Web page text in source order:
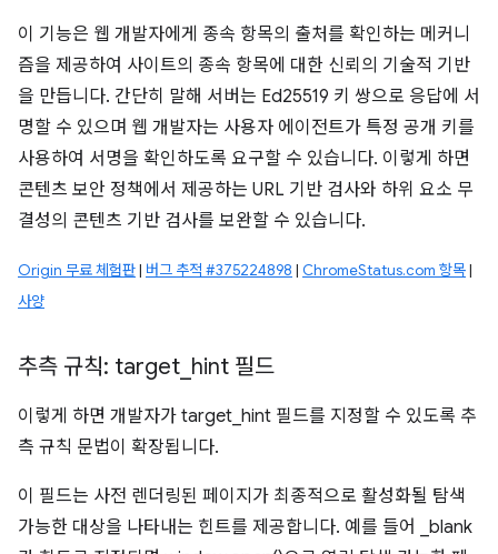
이 기능은 웹 개발자에게 종속 항목의 출처를 확인하는 메커니
즘을 제공하여 사이트의 종속 항목에 대한 신뢰의 기술적 기반
을 만듭니다. 간단히 말해 서버는 Ed25519 키 쌍으로 응답에 서
명할 수 있으며 웹 개발자는 사용자 에이전트가 특정 공개 키를
사용하여 서명을 확인하도록 요구할 수 있습니다. 이렇게 하면
콘텐츠 보안 정책에서 제공하는 URL 기반 검사와 하위 요소 무
결성의 콘텐츠 기반 검사를 보완할 수 있습니다.
Origin 무료 체험판| 버그 추적 #375224898 | ChromeStatus.com 항목|
사양
추측 규칙: target hint 필드
이렇게 하면 개발자가 target_hint 필드를 지정할 수 있도록 추
측 규칙 문법이 확장됩니다.
이 필드는 사전 렌더링된 페이지가 최종적으로 활성화될 탐색
가능한 대상을 나타내는 힌트를 제공합니다. 예를 들어 _blank